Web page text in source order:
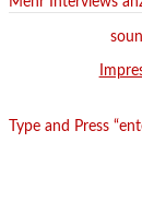
Type and Press